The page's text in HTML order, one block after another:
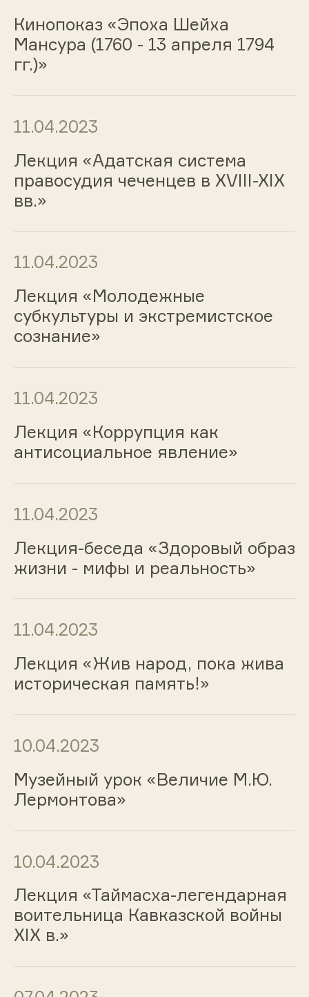
Кинопоказ «Эпоха Шейха
Мансура (1760 - 13 апреля 1794
гг.)»
11.04.2023
Лекция «Адатская система
правосудия чеченцев в XVIII-XIX
вв.»
11.04.2023
Лекция «Молодежные
субкультуры и экстремистское
сознание»
11.04.2023
Лекция «Коррупция как
антисоциальное явление»
11.04.2023
Лекция-беседа «Здоровый образ
жизни - мифы и реальность»
11.04.2023
Лекция «Жив народ, пока жива
историческая память!»
10.04.2023
Музейный урок «Величие М.Ю.
Лермонтова»
10.04.2023
Лекция «Таймасха-легендарная
воительница Кавказской войны
XIX в.»